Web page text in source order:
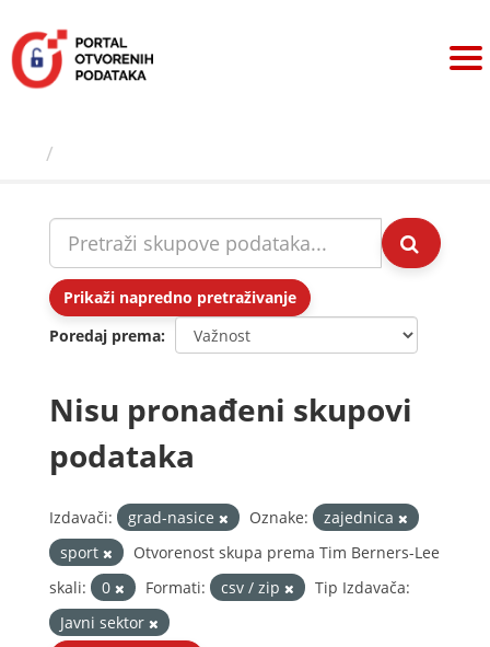
sadržaj
Prikaži napredno pretraživanje
Poredaj prema
Nisu pronađeni skupovi
podataka
Izdavači: grad-nasice Oznake:
zajednica
sport
Otvorenost skupa prema Tim Berners-Lee
skali:
0 Formati: csv / zip
Tip Izdavača:
Javni sektor